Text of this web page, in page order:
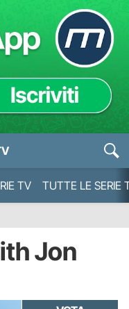
TV TUTTE LE SERIE
Jon